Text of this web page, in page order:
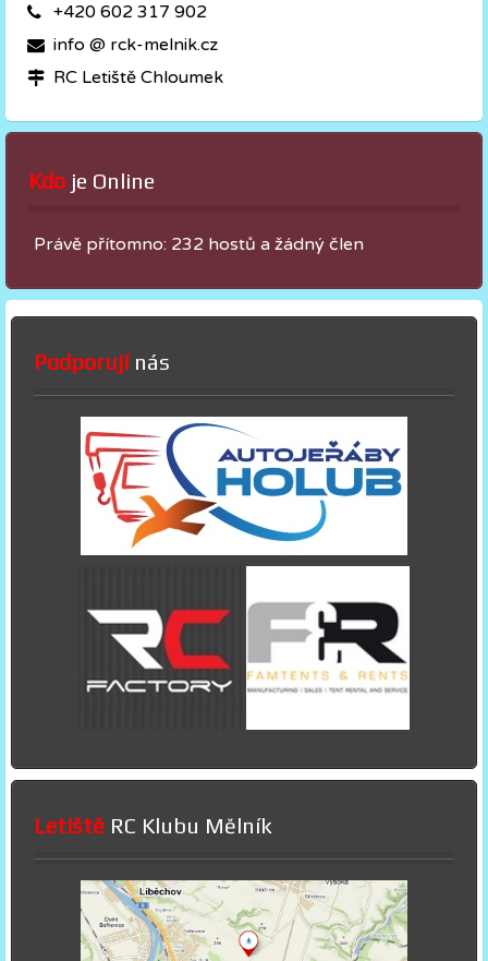
+420 602 317 902
info @ rck-melnik.cz
RC Letiště Chloumek
Kdo je Online
Právě přítomno: 232 hostů a žádný člen
Podporujínás
Letiště RC Klubu Mělník